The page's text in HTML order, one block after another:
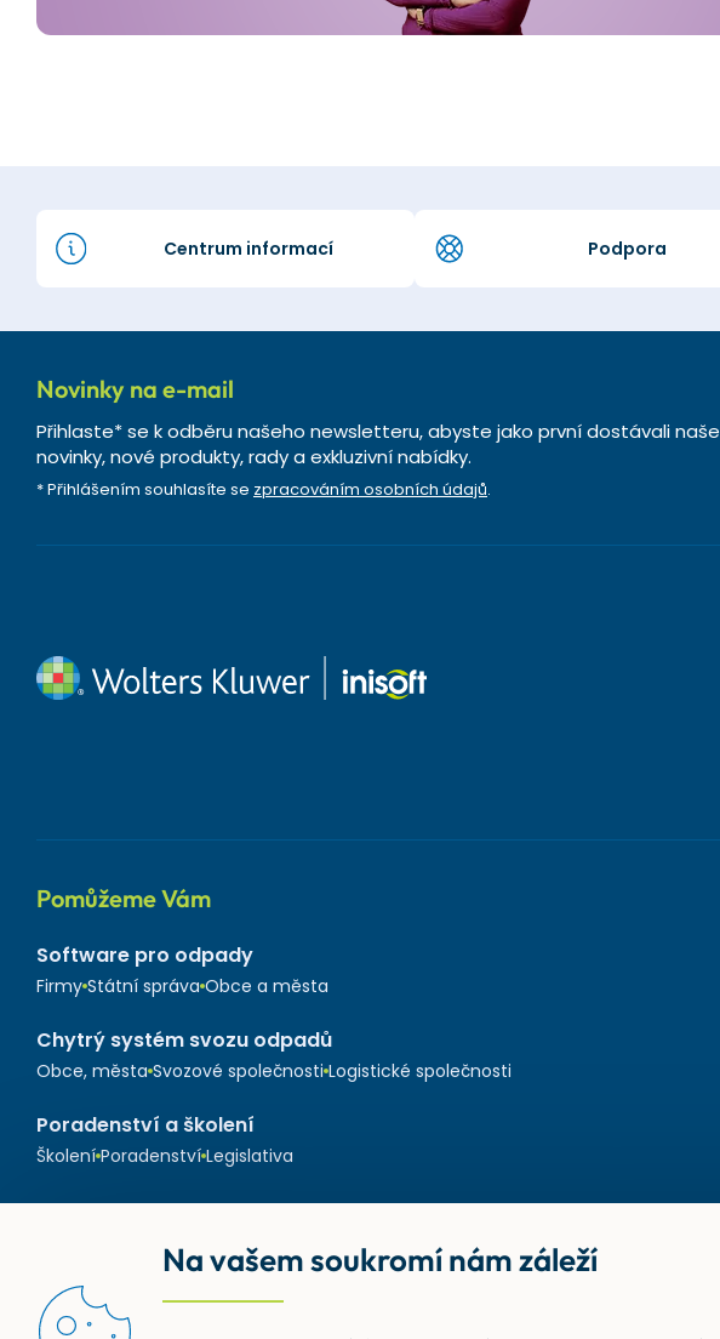
Centrum informací Podpora
Novinky na e-mail
Přihlaste* se k odběru našeho newsletteru, abyste jako první dostávali naše
novinky, nové produkty, rady a exkluzivní nabídky.
* Přihlášením souhlasíte se zpracováním osobních údajů.
Pomůžeme Vám
Software pro odpady
Firmy Státní správa Obce a města
Chytrý systém svozu odpadů
Obce, města Svozové společnosti Logistické společnosti
Poradenství a školení
Školení Poradenství Legislativa
Na vašem soukromí nám záleží